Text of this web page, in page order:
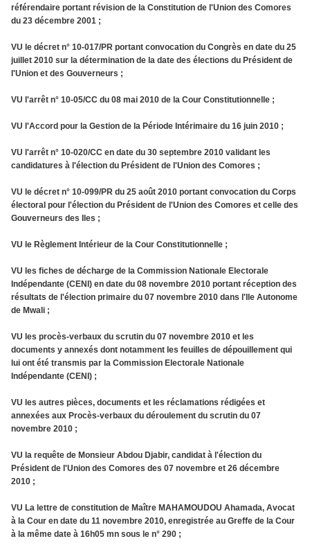
référendaire portant révision de la Constitution de l'Union des Comores
du 23 décembre 2001 ;
VU le décret n° 10-017/PR portant convocation du Congrès en date du 25
juillet 2010 sur la détermination de la date des élections du Président de
l'Union et des Gouverneurs ;
VU l'arrêt n° 10-05/CC du 08 mai 2010 de la Cour Constitutionnelle ;
VU l'Accord pour la Gestion de la Période Intérimaire du 16 juin 2010 ;
VU l'arrêt n° 10-020/CC en date du 30 septembre 2010 validant les
candidatures à l'élection du Président de l'Union des Comores ;
VU le décret n° 10-099/PR du 25 août 2010 portant convocation du Corps
électoral pour l'élection du Président de l'Union des Comores et celle des
Gouverneurs des Iles ;
VU le Règlement Intérieur de la Cour Constitutionnelle ;
VU les fiches de décharge de la Commission Nationale Electorale
Indépendante (CENI) en date du 08 novembre 2010 portant réception des
résultats de l'élection primaire du 07 novembre 2010 dans l'Ile Autonome
de Mwali ;
VU les procès-verbaux du scrutin du 07 novembre 2010 et les
documents y annexés dont notamment les feuilles de dépouillement qui
lui ont été transmis par la Commission Electorale Nationale
Indépendante (CENI) ;
VU les autres pièces, documents et les réclamations rédigées et
annexées aux Procès-verbaux du déroulement du scrutin du 07
novembre 2010 ;
VU la requête de Monsieur Abdou Djabir, candidat à l'élection du
Président de l'Union des Comores des 07 novembre et 26 décembre
2010 ;
VU La lettre de constitution de Maître MAHAMOUDOU Ahamada, Avocat
à la Cour en date du 11 novembre 2010, enregistrée au Greffe de la Cour
à la même date à 16h05 mn sous le n° 290 ;